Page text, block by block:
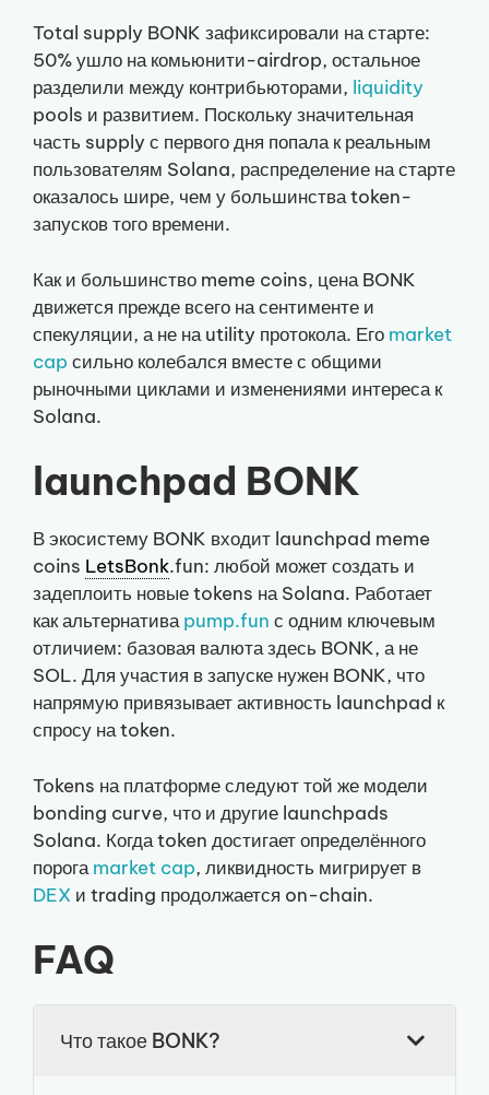
Total supply BONK зафиксировали на старте:
50% ушло на комьюнити-airdrop, остальное
разделили между контрибьюторами, liquidity
pools и развитием. Поскольку значительная
часть supply с первого дня попала к реальным
пользователям Solana, распределение на старте
оказалось шире, чем у большинства token-
запусков того времени.
Как и большинство meme coins, цена BONK
движется прежде всего на сентименте и
спекуляции, а не на utility протокола. Его market
cap сильно колебался вместе с общими
рыночными циклами и изменениями интереса к
Solana.
launchpad BONK
В экосистему BONK входит launchpad meme
coins LetsBonk.fun: любой может создать и
задеплоить новые tokens на Solana. Работает
как альтернативаpump.fun с одним ключевым
отличием: базовая валюта здесь BONK, а не
SOL. Для участия в запуске нужен BONK, что
напрямую привязывает активность launchpad к
спросу на token.
Tokens на платформе следуют той же модели
bonding curve, что и другие launchpads
Solana. Когда token достигает определённого
порогаmarket cap, ликвидность мигрирует в
DEX и trading продолжается on-chain.
FAQ
Что такое BONK?